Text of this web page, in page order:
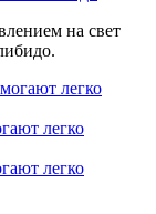
на свет
легко
легко